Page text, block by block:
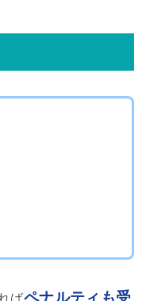
ばペナルティも受